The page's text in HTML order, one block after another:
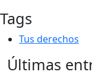
Tags
Tus derechos
Últimas